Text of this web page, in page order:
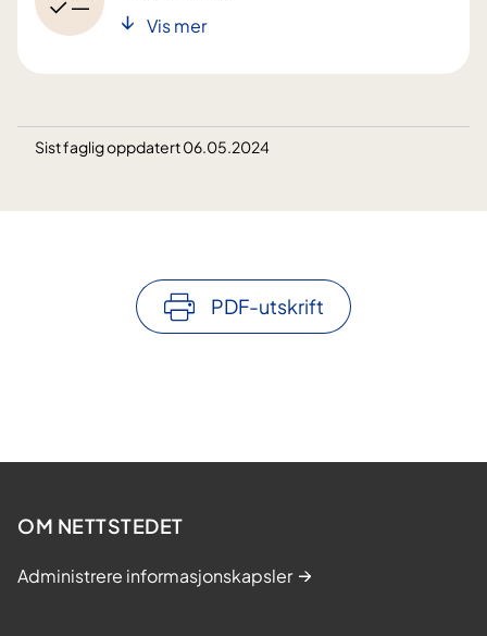
Vis mer
Sist faglig oppdatert 06.05.2024
PDF-utskrift
OM NETTSTEDET
Administrere informasjonskapsler